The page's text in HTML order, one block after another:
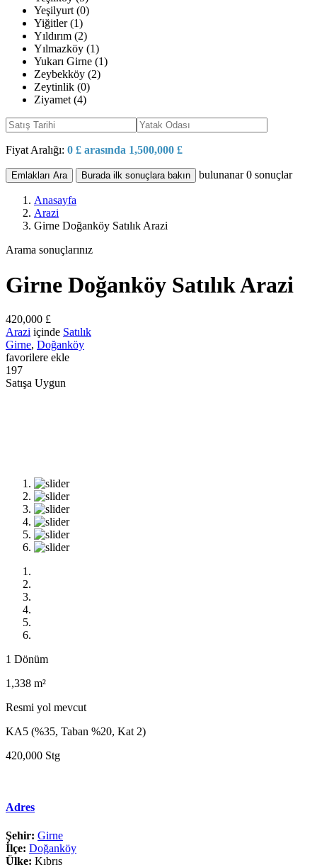
Yeşilyurt (0)
Yiğitler (1)
Yıldırım (2)
Yılmazköy (1)
Yukarı Girne (1)
Zeybekköy (2)
Zeytinlik (0)
Ziyamet (4)
Fiyat Aralığı: 0 £ arasında 1,500,000 £
Emlakları Ara Burada ilk sonuçlara bakın bulunanar0 sonuçlar
Anasayfa
Arazi
Girne Doğanköy Satılık Arazi
Arama sonuçlarınız
Girne Doğanköy Satılık Arazi
420,000 £
Arazi içinde Satılık
Girne, Doğanköy
favorilere ekle
197
Satışa Uygun
1 Dönüm
1,338 m²
Resmi yol mevcut
KA5 (%35, Taban %20, Kat 2)
420,000 Stg
Adres
Şehir: Girne
İlçe: Doğanköy
Ülke: Kıbrıs